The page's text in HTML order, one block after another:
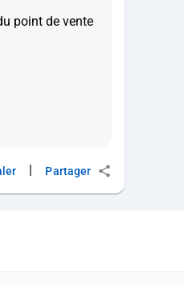
point de vente
Partager